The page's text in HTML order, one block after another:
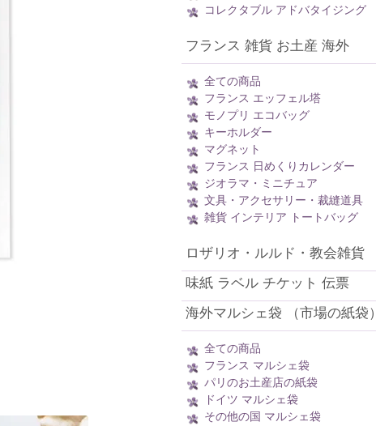
コレクタブル アドバタイジング
フランス 雑貨 お土産 海外
全ての商品
フランス エッフェル塔
モノプリ エコバッグ
キーホルダー
マグネット
フランス 日めくりカレンダー
ジオラマ・ミニチュア
文具・アクセサリー・裁縫道具
雑貨 インテリア トートバッグ
ロザリオ・ルルド・教会雑貨
味紙 ラベル チケット 伝票
海外マルシェ袋 （市場の紙袋）
全ての商品
フランス マルシェ袋
パリのお土産店の紙袋
ドイツ マルシェ袋
その他の国 マルシェ袋